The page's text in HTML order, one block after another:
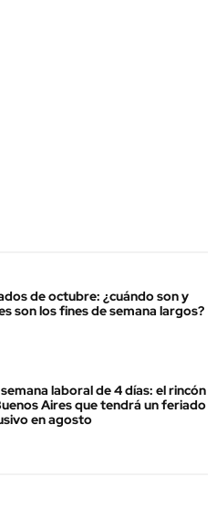
de octubre: ¿cuándo son y
son los fines de semana largos?
laboral de 4 días: el rincón
Aires que tendrá un feriado
en agosto